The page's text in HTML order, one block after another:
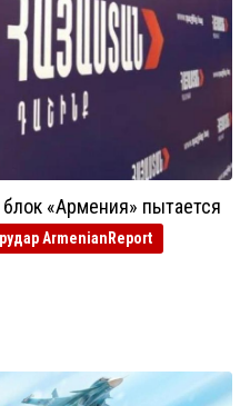
«Армения» пытается
ArmenianReport